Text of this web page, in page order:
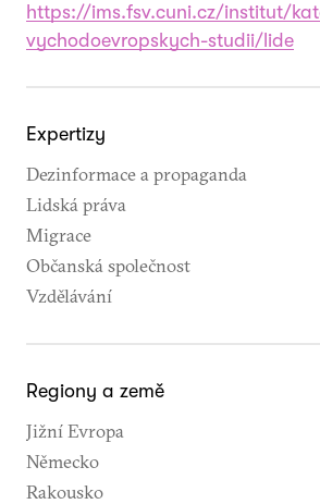
https://ims.fsv.cuni.cz/institut/
vychodoevropskych-studii/lide
Expertizy
Dezinformace a propaganda
Lidská práva
Migrace
Občanská společnost
Vzdělávání
Regiony a země
Jižní Evropa
Německo
Rakousko